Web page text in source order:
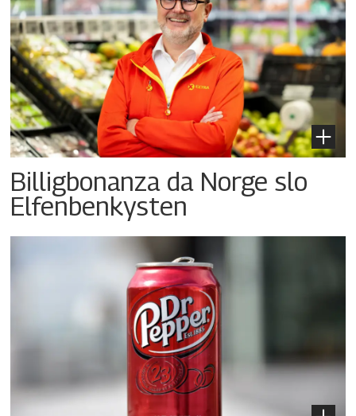
Billigbonanza da Norge slo
Elfenbenkysten